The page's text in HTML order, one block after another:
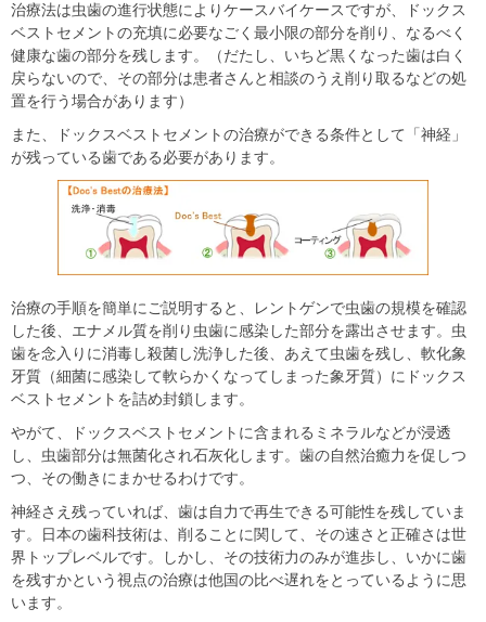
治療法は虫歯の進行状態によりケースバイケースですが、ドックス
ベストセメントの充填に必要なごく最小限の部分を削り、なるべく
健康な歯の部分を残します。（だたし、いちど黒くなった歯は白く
戻らないので、その部分は患者さんと相談のうえ削り取るなどの処
置を行う場合があります）
また、ドックスベストセメントの治療ができる条件として「神経」
が残っている歯である必要があります。
治療の手順を簡単にご説明すると、レントゲンで虫歯の規模を確認
した後、エナメル質を削り虫歯に感染した部分を露出させます。虫
歯を念入りに消毒し殺菌し洗浄した後、あえて虫歯を残し、軟化象
牙質（細菌に感染して軟らかくなってしまった象牙質）にドックス
ベストセメントを詰め封鎖します。
やがて、ドックスベストセメントに含まれるミネラルなどが浸透
し、虫歯部分は無菌化され石灰化します。歯の自然治癒力を促しつ
つ、その働きにまかせるわけです。
神経さえ残っていれば、歯は自力で再生できる可能性を残していま
す。日本の歯科技術は、削ることに関して、その速さと正確さは世
界トップレベルです。しかし、その技術力のみが進歩し、いかに歯
を残すかという視点の治療は他国の比べ遅れをとっているように思
います。